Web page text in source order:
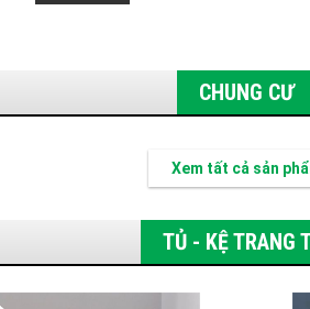
CHUNG CƯ
Xem tất cả sản
TỦ - KỆ TRANG